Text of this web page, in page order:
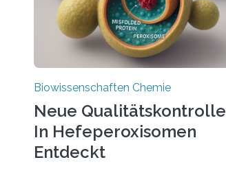
Biowissenschaften Chemie
Neue Qualitätskontrolle
In Hefeperoxisomen
Entdeckt